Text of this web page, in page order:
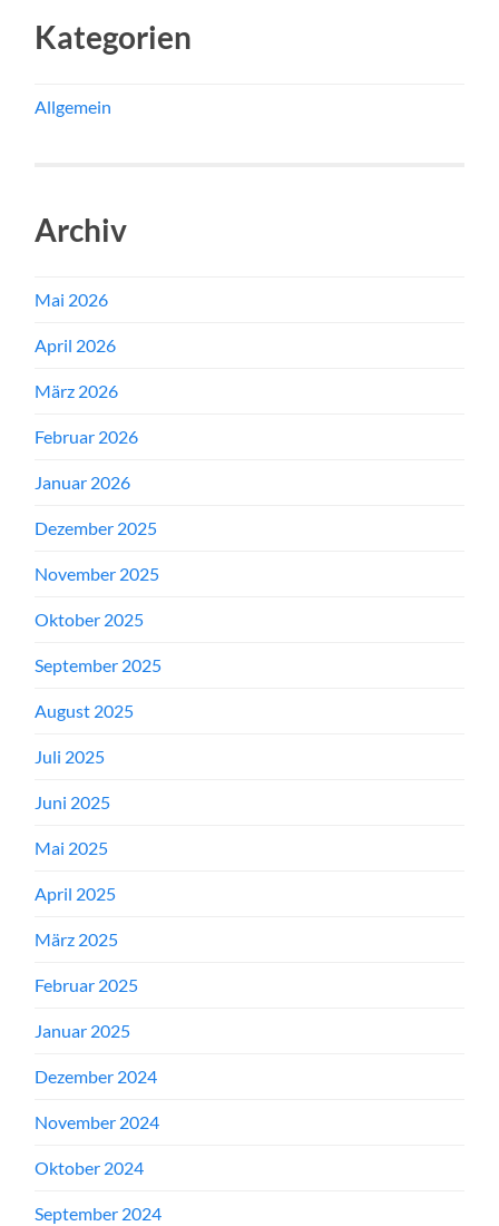
Kategorien
Allgemein
Archiv
Mai 2026
April 2026
März 2026
Februar 2026
Januar 2026
Dezember 2025
November 2025
Oktober 2025
September 2025
August 2025
Juli 2025
Juni 2025
Mai 2025
April 2025
März 2025
Februar 2025
Januar 2025
Dezember 2024
November 2024
Oktober 2024
September 2024